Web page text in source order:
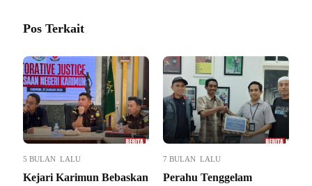
Pos Terkait
5 BULAN LALU
Kejari Karimun Bebaskan
7 BULAN LALU
Perahu Tenggelam